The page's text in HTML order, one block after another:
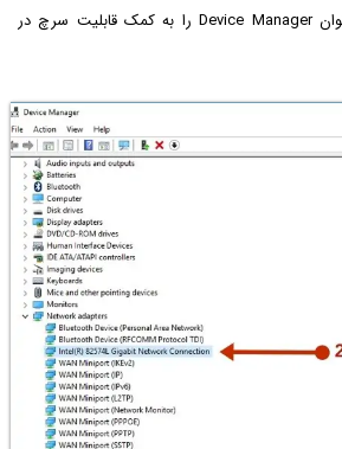
ویندوزهای قدیمی نیز می‌توان Device Manager را به کمک قابلیت سرچ در